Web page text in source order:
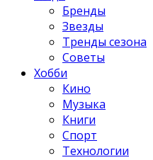
Бренды
Звезды
Тренды сезона
Советы
Хобби
Кино
Музыка
Книги
Спорт
Технологии